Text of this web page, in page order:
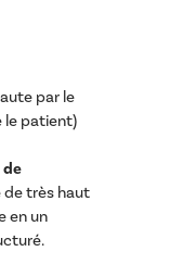
par le
le patient)
de très haut
en un